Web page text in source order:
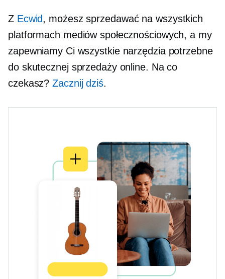
Z Ecwid, możesz sprzedawać na wszystkich
platformach mediów społecznościowych, a my
zapewniamy Ci wszystkie narzędzia potrzebne
do skutecznej sprzedaży online. Na co
czekasz?Zacznij dziś.